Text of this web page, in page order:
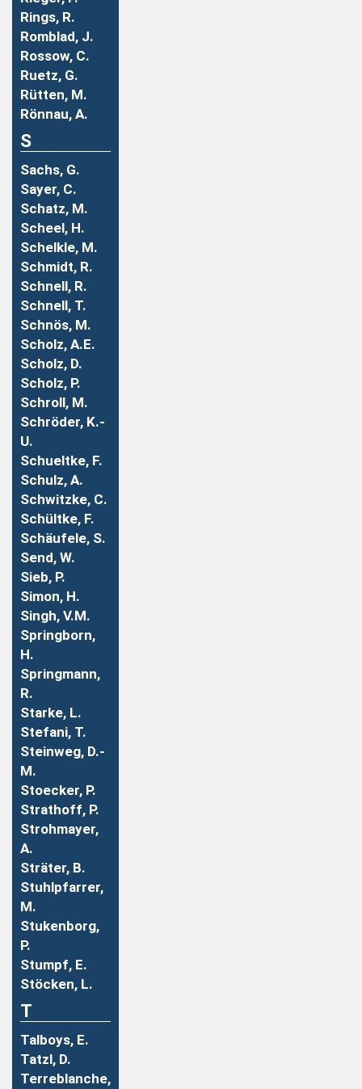
Rings, R.
Romblad, J.
Rossow, C.
Ruetz, G.
Rütten, M.
Rönnau, A.
S
Sachs, G.
Sayer, C.
Schatz, M.
Scheel, H.
Schelkle, M.
Schmidt, R.
Schnell, R.
Schnell, T.
Schnös, M.
Scholz, A.E.
Scholz, D.
Scholz, P.
Schroll, M.
Schröder, K.-
U.
Schueltke, F.
Schulz, A.
Schwitzke, C.
Schültke, F.
Schäufele, S.
Send, W.
Sieb, P.
Simon, H.
Singh, V.M.
Springborn,
H.
Springmann,
R.
Starke, L.
Stefani, T.
Steinweg, D.-
M.
Stoecker, P.
Strathoff, P.
Strohmayer,
A.
Sträter, B.
Stuhlpfarrer,
M.
Stukenborg,
P.
Stumpf, E.
Stöcken, L.
T
Talboys, E.
Tatzl, D.
Terreblanche,